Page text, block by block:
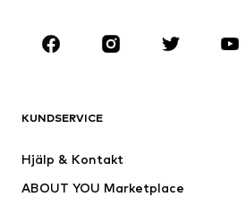
Premium
Nytt
KUNDSERVICE
Hjälp & Kontakt
ABOUT YOU Marketplace